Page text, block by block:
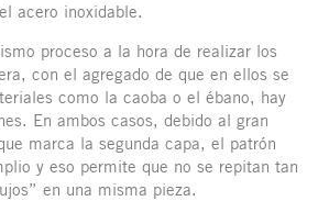
acero inoxidable.
proceso a la hora de realizar los
con el agregado de que en ellos se
como la caoba o el ébano, hay
En ambos casos, debido al gran
marca la segunda capa, el patrón
y eso permite que no se repitan tan
en una misma pieza.